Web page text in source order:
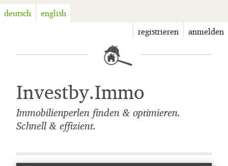
deutsch
english
registrieren
anmelden
Investby.Immo
Immobilienperlen finden & optimieren.
Schnell & effizient.